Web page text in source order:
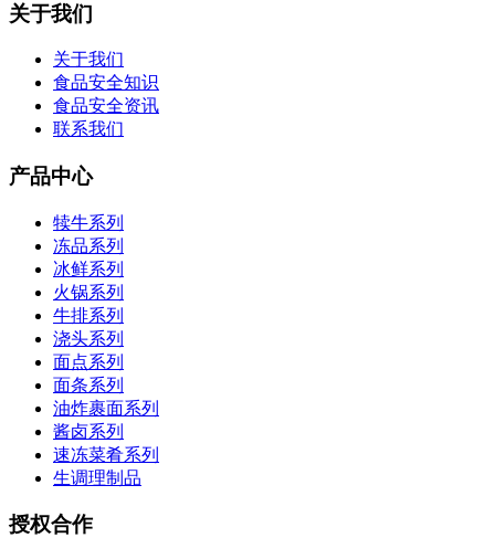
关于我们
关于我们
食品安全知识
食品安全资讯
联系我们
产品中心
犊牛系列
冻品系列
冰鲜系列
火锅系列
牛排系列
浇头系列
面点系列
面条系列
油炸裹面系列
酱卤系列
速冻菜肴系列
生调理制品
授权合作